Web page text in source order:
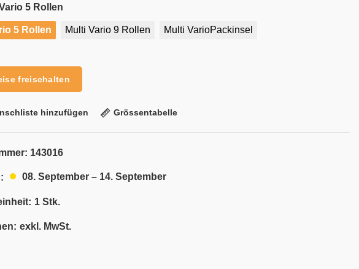
5 Rollen
5 Rollen Multi Vario 9 Rollen Multi VarioPackinsel
freischalten
hinzufügen Grössentabelle
143016
08. September – 14. September
1 Stk.
exkl. MwSt.